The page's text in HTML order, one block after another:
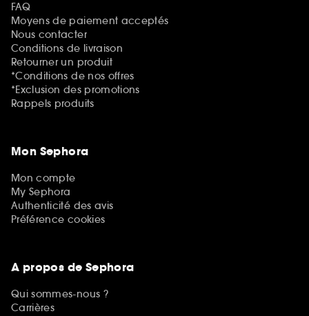
FAQ
Moyens de paiement acceptés
Nous contacter
Conditions de livraison
Retourner un produit
*Conditions de nos offres
*Exclusion des promotions
Rappels produits
Mon Sephora
Mon compte
My Sephora
Authenticité des avis
Préférence cookies
A propos de Sephora
Qui sommes-nous ?
Carrières